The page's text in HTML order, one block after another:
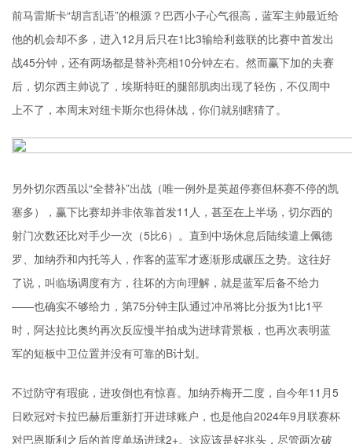
前马雷斯卡“胡言乱语”的根源？巴西小子心气很高，蓝军主帅最近给
他的机会却不多，进入12月后只在1比3输给利兹联的比赛中首发出
战45分钟，还有两场都是替补亮相10分钟左右。然而赢下加的夫赛
后，切尔西主帅说了，埃斯特旺的腿部肌肉出现了轻伤，不仅周中
上不了，本周末对纽卡斯尔也得休战，你们就别瞎猜了。
另外切尔西虽以“全替补”出战（唯一例外是英超停赛但杯赛不停的凯
塞多），赢下比赛却并非依靠首发11人，甚至在上半场，切尔西的
射门次数还比对手少一次（5比6）。直到中场休息后陆续遣上佩德
罗、加纳乔和内托等人，作客的蓝军才逐渐形成碾压之势。这往好
了说，叫临场调度有方，往坏的方向理解，就是蓝军后备不给力
——也确实不够给力，第75分钟主队通过冲吊将比分扳为1比1平
时，阿达拉比奥约再次反应慢半拍成为进球背景板，也再次表明蓝
军的短板中卫位置并没有可靠的B计划。
不过防守有瑕疵，进攻倒也有惊喜。加纳乔梅开二度，自今年11月5
日欧冠对卡拉巴赫后重新打开进球账户，也是他自2024年9月联赛杯
对巴恩斯利之后的首度单场进球2+。这应该是好兆头，尽管两次破